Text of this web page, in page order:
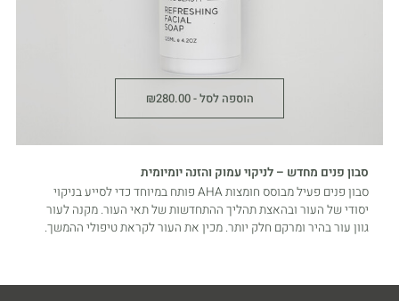
הוספה לסל - ₪280.00
סבון פנים מחדש – לניקוי עמוק והזנה יומיומית
סבון פנים פעיל מבוסס חומצות AHA פותח במיוחד כדי לסייע בניקוי
יסודי של העור ובהאצת תהליך ההתחדשות של תאי העור. מקנה לעור
גוון עור בהיר ומרקם חלק יותר. מכין את העור לקראת טיפולי ההמשך.